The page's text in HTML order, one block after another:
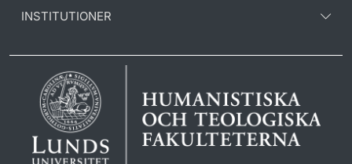
INSTITUTIONER